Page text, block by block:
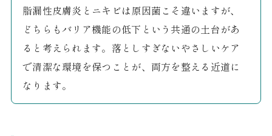
脂漏性皮膚炎とニキビは原因菌こそ違いますが、
どちらもバリア機能の低下という共通の土台があ
ると考えられます。落としすぎないやさしいケア
で清潔な環境を保つことが、両方を整える近道に
なります。